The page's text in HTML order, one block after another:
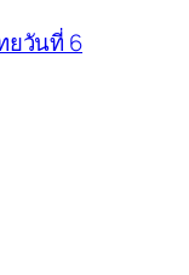
วันที่ 6